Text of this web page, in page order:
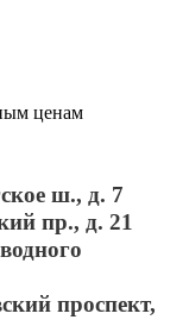
ценам
ш., д. 7
пр., д. 21
проспект,